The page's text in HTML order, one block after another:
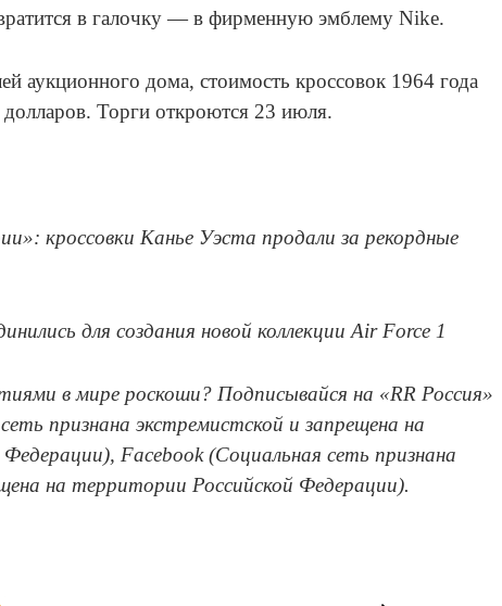
в галочку — в фирменную эмблему Nike.
аукционного дома, стоимость кроссовок 1964 года
Торги откроются 23 июля.
кроссовки Канье Уэста продали за рекордные
для создания новой коллекции Air Force 1
в мире роскоши? Подписывайся на «RR Россия»
признана экстремистской и запрещена на
Facebook (Социальная сеть признана
на территории Российской Федерации).